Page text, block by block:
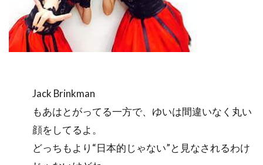
Jack Brinkman
もあはとがってる一方で、ゆいは間違いなく丸い
顔をしてるよ。
どっちもより“日本的じゃない”と見なされるわけ